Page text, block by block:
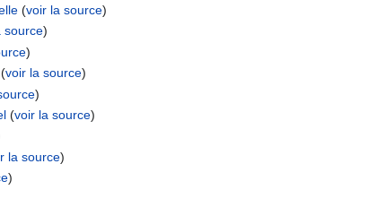
(voir la source)
source)
)
(voir la source)
)
(voir la source)
la source)
)